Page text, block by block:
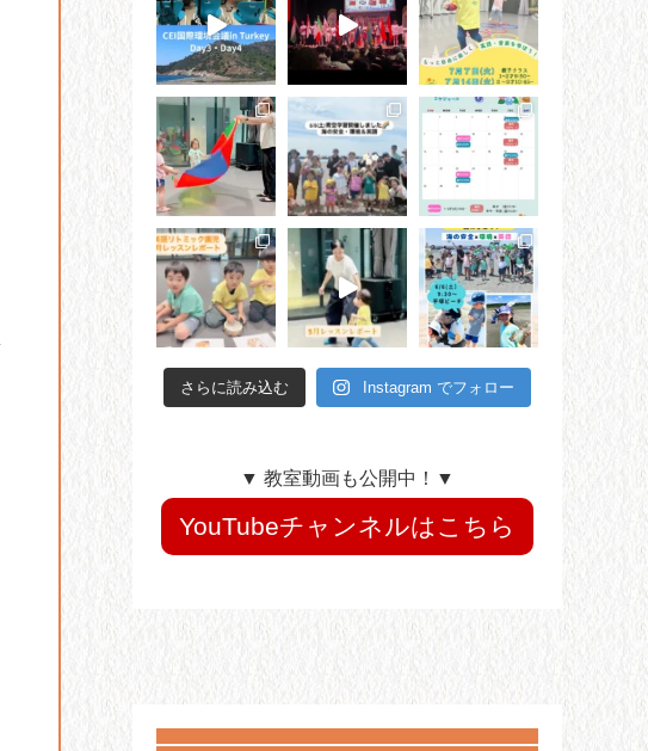
さらに読み込む Instagram でフォロー
▼ 教室動画も公開中！▼
YouTubeチャンネルはこちら